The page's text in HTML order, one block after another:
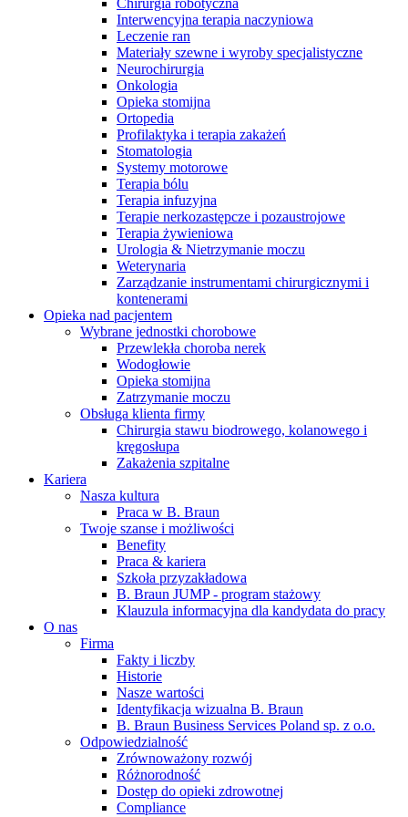
Serwis Techniczny - ATS
Przegląd i naprawa instrumentów oraz
urządzeń medycznych, zarówno w okresie gwarancji, jak i w
ramach serwisu pogwarancyjnego.
Chirurgia robotyczna
Interwencyjna terapia naczyniowa
Leczenie ran
Materiały szewne i wyroby specjalistyczne
Neurochirurgia
Onkologia
Opieka stomijna
Ortopedia
Profilaktyka i terapia zakażeń
Stomatologia
Systemy motorowe
Terapia bólu
Terapia infuzyjna
Terapie nerkozastępcze i pozaustrojowe
Terapia żywieniowa
Urologia & Nietrzymanie moczu
Weterynaria
Zarządzanie instrumentami chirurgicznymi i
kontenerami
Opieka nad pacjentem
Wybrane jednostki chorobowe
Przewlekła choroba nerek
Wodogłowie
Opieka stomijna
Zatrzymanie moczu
Obsługa klienta firmy
Chirurgia stawu biodrowego, kolanowego i
kręgosłupa
Zakażenia szpitalne
Kariera
Nasza kultura
Praca w B. Braun
Twoje szanse i możliwości
Benefity
Praca & kariera
Szkoła przyzakładowa
B. Braun JUMP - program stażowy
Klauzula informacyjna dla kandydata do pracy
O nas
Firma
Fakty i liczby
Historie
Nasze wartości
Identyfikacja wizualna B. Braun
B. Braun Business Services Poland sp. z o.o.
Odpowiedzialność
Zrównoważony rozwój
Różnorodność
Dostęp do opieki zdrowotnej
Compliance